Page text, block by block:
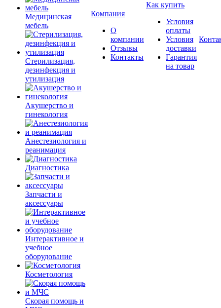
Медицинская
мебель
Стерилизация,
дезинфекция и
утилизация
Акушерство и
гинекология
Анестезиология и
реанимация
Диагностика
Запчасти и
аксессуары
Интерактивное и
учебное
оборудование
Косметология
Скорая помощь и
Компания
О
компании
Отзывы
Контакты
Как купить
Условия
оплаты
Условия
доставки
Гарантия
на товар